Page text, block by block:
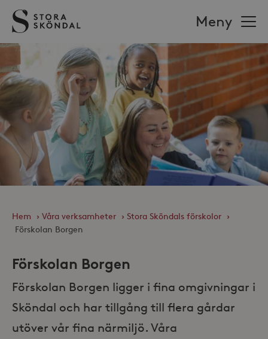
Stora
Sköndal
Meny
Hem › Våra verksamheter › Stora Sköndals förskolor ›
Förskolan Borgen
Förskolan Borgen
Förskolan Borgen ligger i fina omgivningar i
Sköndal och har tillgång till flera gårdar
utöver vår fina närmiljö. Våra